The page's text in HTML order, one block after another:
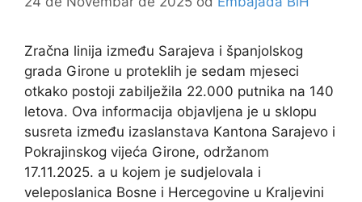
Zračna linija između Sarajeva i španjolskog
grada Girone u proteklih je sedam mjeseci
otkako postoji zabilježila 22.000 putnika na 140
letova. Ova informacija objavljena je u sklopu
susreta između izaslanstava Kantona Sarajevo i
Pokrajinskog vijeća Girone, održanom
17.11.2025. a u kojem je sudjelovala i
veleposlanica Bosne i Hercegovine u Kraljevini